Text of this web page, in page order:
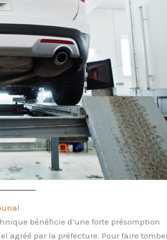
bénéficie d’une forte présomption
agréé par la préfecture. Pour faire